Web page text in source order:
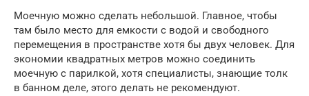
Моечную можно сделать небольшой. Главное, чтобы
там было место для емкости с водой и свободного
перемещения в пространстве хотя бы двух человек. Для
экономии квадратных метров можно соединить
моечную с парилкой, хотя специалисты, знающие толк
в банном деле, этого делать не рекомендуют.